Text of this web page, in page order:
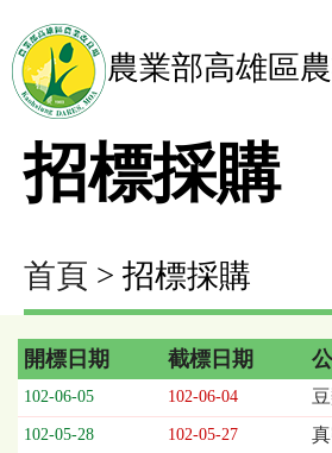
農業部高雄區
招標採購
首頁 > 招標採購
招
標
採
開標日期 截標日期
102-06-05 102-06-04
102-05-28 102-05-27